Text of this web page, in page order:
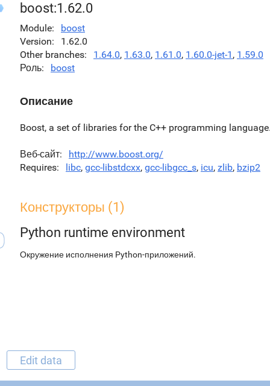
boost:1.62.0
Module
boost
Version
1.62.0
Other branches
1.64.0, 1.63.0, 1.61.0, 1.60.0-jet-1 , 1.59.0
Роль
boost
Описание
Boost, a set of libraries for the C++ programming
Веб-сайт
http://www.boost.org/
Requires
libc, gcc-libstdcxx, gcc-libgcc_s, icu, zlib, bzip2
Конструкторы (1)
Python runtime environment
Окружение исполнения Python-приложений.
Edit data